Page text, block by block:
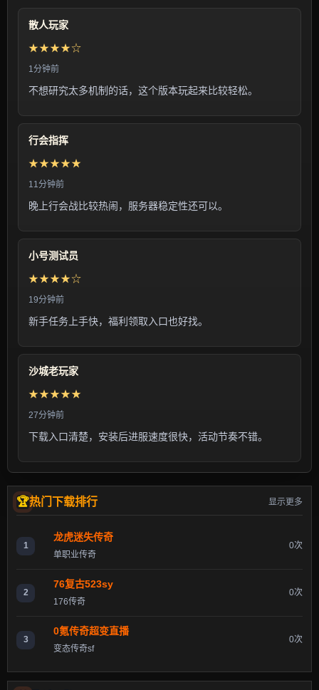
散人玩家
★★★★☆
1分钟前
不想研究太多机制的话，这个版本玩起来比较轻松。
行会指挥
★★★★★
11分钟前
晚上行会战比较热闹，服务器稳定性还可以。
小号测试员
★★★★☆
19分钟前
新手任务上手快，福利领取入口也好找。
沙城老玩家
★★★★★
27分钟前
下载入口清楚，安装后进服速度很快，活动节奏不错。
热门下载排行 显示更多
1
龙虎迷失传奇
单职业传奇
0次
2
76复古523sy
176传奇
0次
3
0氪传奇超变直播
变态传奇sf
0次